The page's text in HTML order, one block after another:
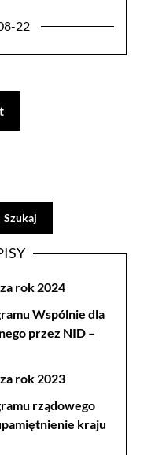
22
Szukaj
rok 2024
Wspólnie dla
przez NID –
rok 2023
rządowego
kraju